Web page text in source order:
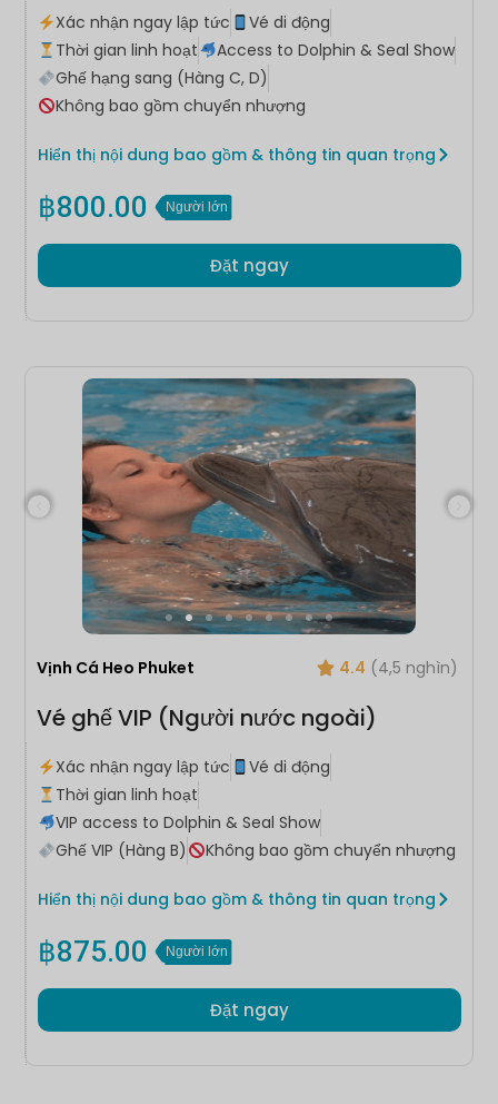
Xác nhận ngay lập tức
Vé di động
Thời gian linh hoạt
Access to Dolphin & Seal Show
Ghế hạng sang (Hàng C, D)
Không bao gồm chuyển nhượng
Hiển thị nội dung bao gồm & thông tin quan trọng
฿800.00 Người lớn
Đặt ngay
Vịnh Cá Heo Phuket 4.4 (4,5 nghìn)
Vé ghế VIP (Người nước ngoài)
Xác nhận ngay lập tức
Vé di động
Thời gian linh hoạt
VIP access to Dolphin & Seal Show
Ghế VIP (Hàng B)
Không bao gồm chuyển nhượng
Hiển thị nội dung bao gồm & thông tin quan trọng
฿875.00 Người lớn
Đặt ngay